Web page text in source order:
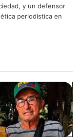
y un defensor
periodística en